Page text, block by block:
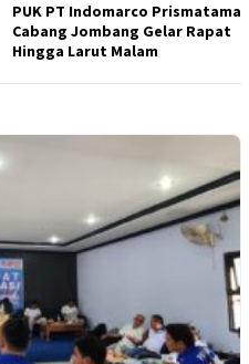
PUK PT Indomarco Prismatama
Cabang Jombang Gelar Rapat
Hingga Larut Malam